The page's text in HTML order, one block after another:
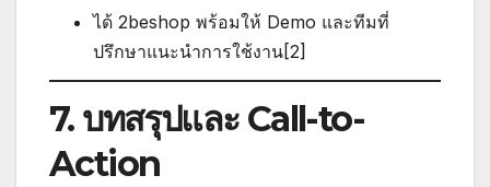
ได้ 2beshop พร้อมให้ Demo และทีมที่
ปรึกษาแนะนำการใช้งาน[2]
7. บทสรุปและ Call-to-
Action